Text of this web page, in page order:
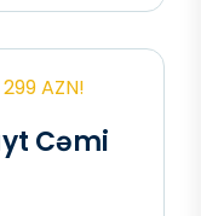
Cəmi